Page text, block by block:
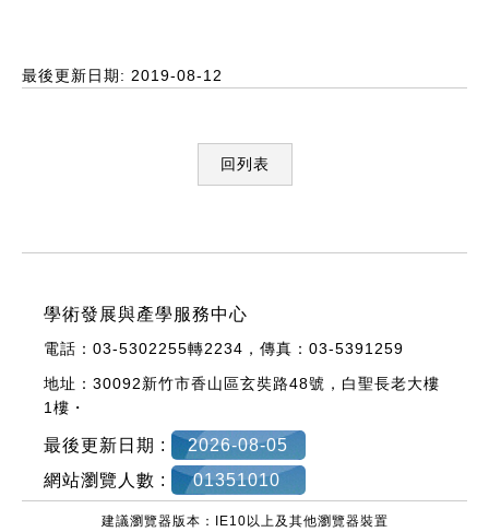
最後更新日期: 2019-08-12
回列表
學術發展與產學服務中心
電話：03-5302255轉2234， 傳真：03-5391259
地址：30092新竹市香山區玄奘路48號， 白聖長老大樓
1樓・
最後更新日期 :
2026-08-05
網站瀏覽人數 :
01351010
建議瀏覽器版本：IE10以上及其他瀏覽器裝置